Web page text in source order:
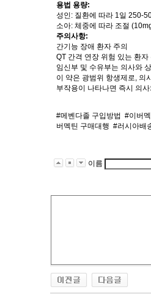
용법 용량:
성인: 질환에 따라 1일 250-
소아: 체중에 따라 조절
주의사항:
간기능 장애 환자 주의
QT 간격 연장 위험 있는 환자
임신부 및 수유부는 의사와
이 약은 광범위 항생제로, 의
부작용이 나타나면 즉시 의
#메벤다졸 구입방법 #이버
버멕틴 구매대행 #러시아배
이름